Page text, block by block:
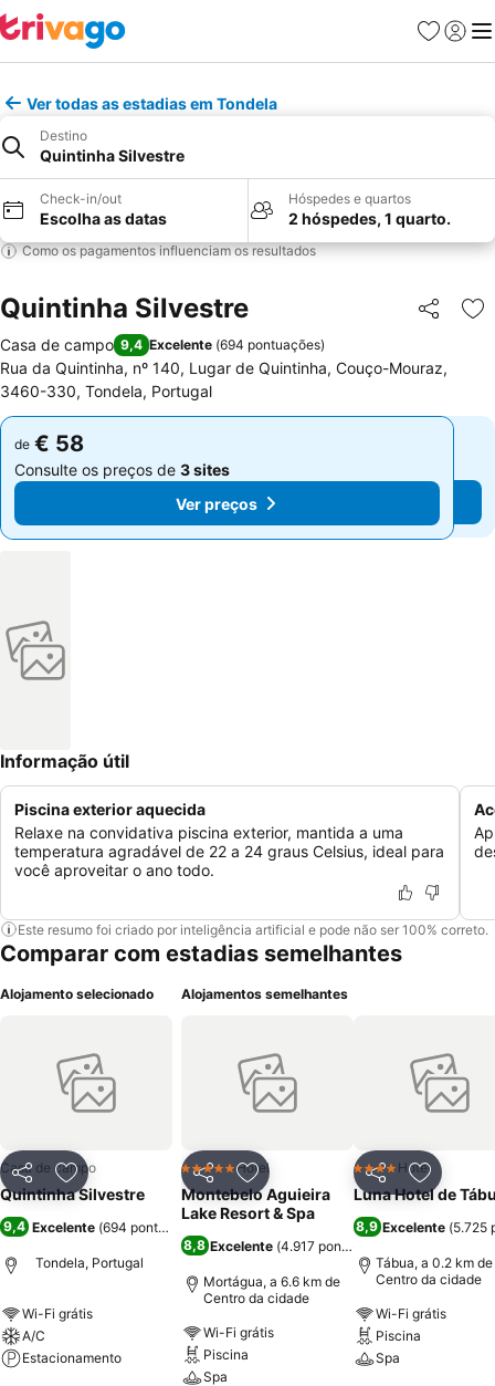
Favoritos
Iniciar
Ver todas as estadias em Tondela
Destino
Quintinha Silvestre
Check-in/out
Escolha as datas
Hóspedes e quartos
2 hóspedes, 1 quarto.
Como os pagamentos influenciam os resultados
Quintinha Silvestre Partilhar
Casa de campo 9,4 Excelente (694 pontuações)
Rua da Quintinha, nº 140, Lugar de Quintinha, Couço-Mouraz,
3460-330, Tondela, Portugal
de € 58
Consulte os preços de 3 sites
Ver preços
de € 58
Consulte os preços de 3 sites
Ver preços
Informação útil
Piscina exterior aquecida
Relaxe na convidativa piscina exterior, mantida a uma
temperatura agradável de 22 a 24 graus Celsius, ideal para
você aproveitar o ano todo.
Este resumo foi criado por inteligência artificial e pode não ser 100% correto.
Comparar com estadias semelhantes
Alojamento selecionado
PartilharAdicionar aos favoritos
Casa de campo
Quintinha Silvestre
9,4 Excelente (694 pontuações
Tondela, Portugal
Wi-Fi grátis
A/C
Estacionamento
Alojamentos semelhantes
PartilharAdicionar aos favoritos
5 EstrelasHotel
Montebelo Aguieira
Lake Resort & Spa
8,8 Excelente (4.917 pontuações
Mortágua, a 6.6 km de
Centro da cidade
Wi-Fi grátis
Piscina
Spa
Partilhar
4 EstrelasHotel
Luna Hotel de
8,9 Excelente (5.725
Tábua, a 0.2 km de
Centro da cidade
Wi-Fi grátis
Piscina
Spa